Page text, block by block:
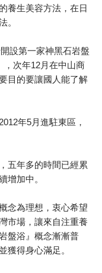
養生美容方法，在日
。
設第一家神黑石岩盤
，次年12月在中山商
目的要讓國人能了解
年5月進駐東區，
五年多的時間已經累
增加中。
念為理想，衷心希望
市場，讓來自注重養
盤浴』概念漸漸普
獲得身心滿足。